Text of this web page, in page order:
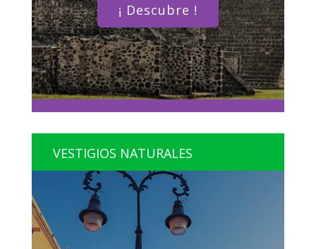
¡ Descubre !
VESTIGIOS NATURALES